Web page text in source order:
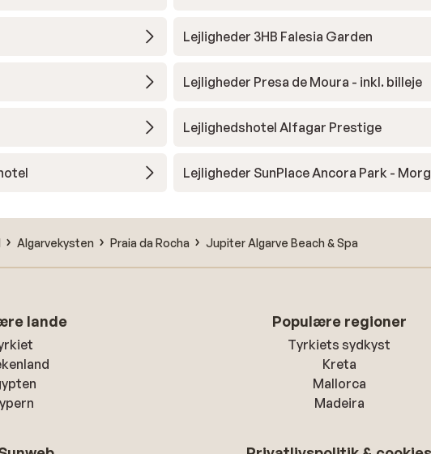
Lejligheder 3HB Falesia Garden
Lejligheder Presa de Moura - inkl. billeje
Lejlighedshotel Alfagar Prestige
Lejligheder SunPlace Ancora Park -
Algarvekysten Praia da Rocha Jupiter Algarve Beach & Spa
lande Populære regioner
Tyrkiets sydkyst
Kreta
Mallorca
Madeira